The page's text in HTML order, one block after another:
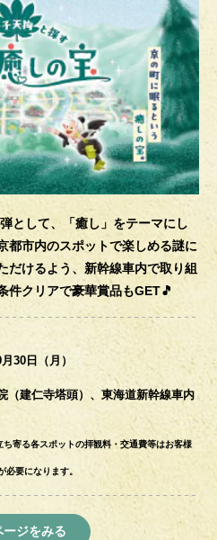
として、「癒し」をテーマにし
都市内のスポットで楽しめる謎に
だけるよう、 新幹線車内で取り組
件クリアで豪華賞品もGET🎵
30日（月）
（建仁寺塔頭）、東海道新幹線車内
寄る各スポットの拝観料・交通費等はお客様
要になります。
ージをみる